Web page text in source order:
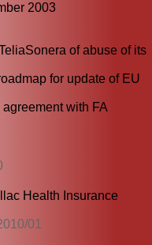
2003
of abuse of its
for update of EU
with FA
Health Insurance
01